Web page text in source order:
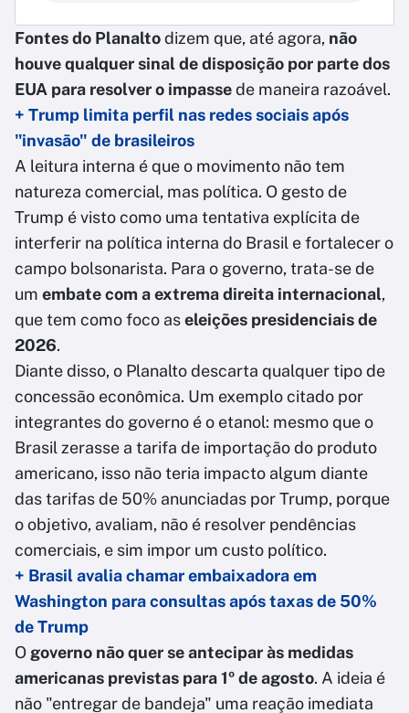
Fontes do Planaltodizem que, até agora, não
houve qualquer sinal de disposição por parte dos
EUA para resolver o impassede maneira razoável.
+ Trump limita perfil nas redes sociais após
"invasão" de brasileiros
A leitura interna é que o movimento não tem
natureza comercial, mas política. O gesto de
Trump é visto como uma tentativa explícita de
interferir na política interna do Brasil e fortalecer o
campo bolsonarista. Para o governo, trata-se de
um embate com a extrema direita internacional,
que tem como foco aseleições presidenciais de
2026.
Diante disso, o Planalto descarta qualquer tipo de
concessão econômica. Um exemplo citado por
integrantes do governo é o etanol: mesmo que o
Brasil zerasse a tarifa de importação do produto
americano, isso não teria impacto algum diante
das tarifas de 50% anunciadas por Trump, porque
o objetivo, avaliam, não é resolver pendências
comerciais, e sim impor um custo político.
+ Brasil avalia chamar embaixadora em
Washington para consultas após taxas de 50%
de Trump
O governo não quer se antecipar às medidas
americanas previstas para 1º de agosto. A ideia é
não "entregar de bandeja" uma reação imediata